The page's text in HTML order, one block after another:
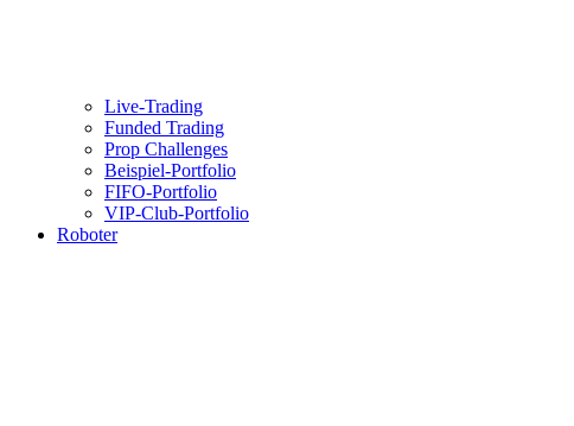
Live-Trading
Funded Trading
Prop Challenges
Beispiel-Portfolio
FIFO-Portfolio
VIP-Club-Portfolio
Roboter